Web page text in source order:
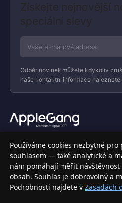
Získejte nejnovější
speciální slevy
Odběr novinek můžete kdykoliv
naše kontaktní informace naleznete
Váš specializovaný obchod s Apple
elektronikou. Nakupujte bezpečně
INFORMACE
Doprava a doručení
Používáme cookies nezbytné
souhlasem — také analytické a
nám pomáhají měřit
obsah. Souhlas je dobrovolný a
Podrobnosti najdete v Zásadách